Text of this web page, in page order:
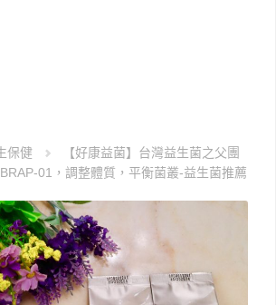
保健
【好康益菌】台灣益生菌之父團
01，調整體質，平衡菌叢-益生菌推薦